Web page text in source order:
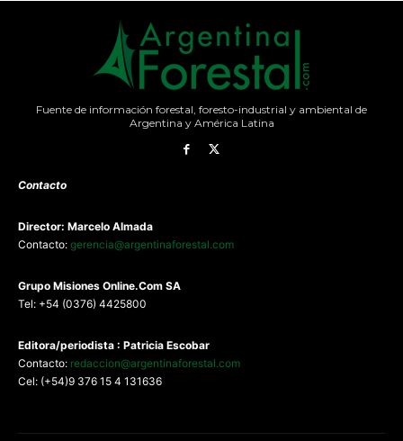
Fuente de información forestal, foresto-industrial y ambiental de
Argentina y América Latina
Contacto
Director: Marcelo Almada
Contacto: gerencia@argentinaforestal.com
Grupo Misiones Online.Com SA
Tel: +54 (0376) 4425800
Editora/periodista : Patricia Escobar
Contacto: redaccion@argentinaforestal.com
Cel: (+54)9 376 15 4 131636